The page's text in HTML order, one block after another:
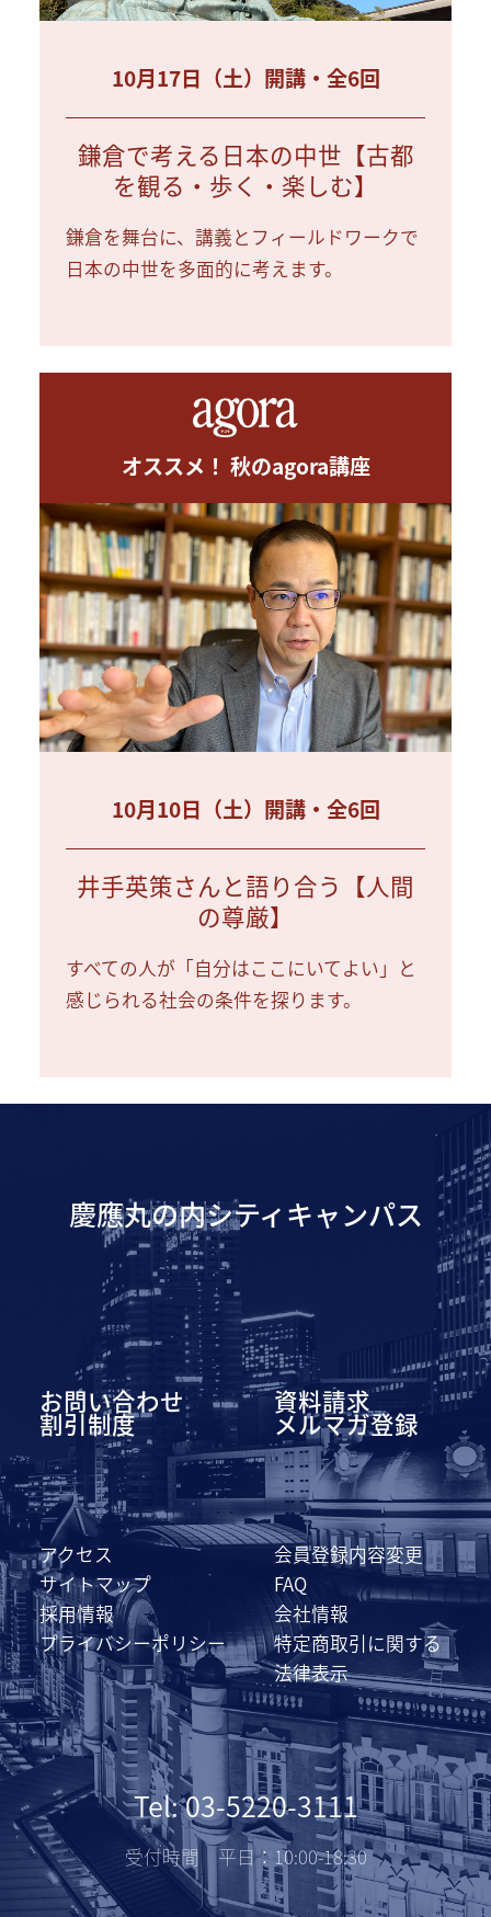
10月17日（土）開講・全6回
鎌倉で考える日本の中世【古都
を観る・歩く・楽しむ】
鎌倉を舞台に、講義とフィールドワークで
日本の中世を多面的に考えます。
オススメ！ 秋のagora講座
10月10日（土）開講・全6回
井手英策さんと語り合う【人間
の尊厳】
すべての人が「自分はここにいてよい」と
感じられる社会の条件を探ります。
慶應丸の内シティキャンパス
お問い合わせ 資料請求
割引制度 メルマガ登録
アクセス
会員登録内容変更
サイトマップ
FAQ
採用情報
会社情報
プライバシーポリシー
特定商取引に関する
法律表示
Tel: 03-5220-3111
受付時間 平日：10:00-18:30